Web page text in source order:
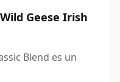
Geese Irish
Blend es un